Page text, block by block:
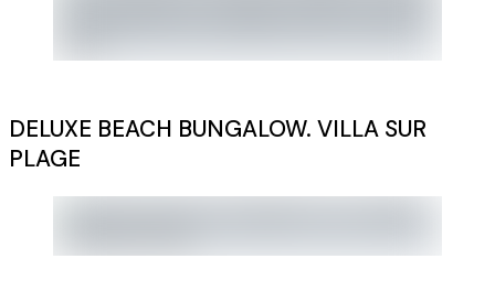
DELUXE BEACH BUNGALOW. VILLA SUR
PLAGE